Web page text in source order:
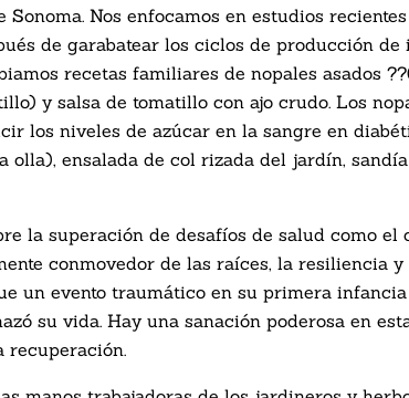
Nos enfocamos en estudios
de garabatear los ciclos de producción
recetas familiares de nopales asados
y salsa de tomatillo con ajo crudo. Los
los niveles de azúcar en la sangre en
ensalada de col rizada del jardín,
la superación de desafíos de salud como el
conmovedor de las raíces, la resiliencia
un evento traumático en su primera
su vida. Hay una sanación poderosa en
recuperación.